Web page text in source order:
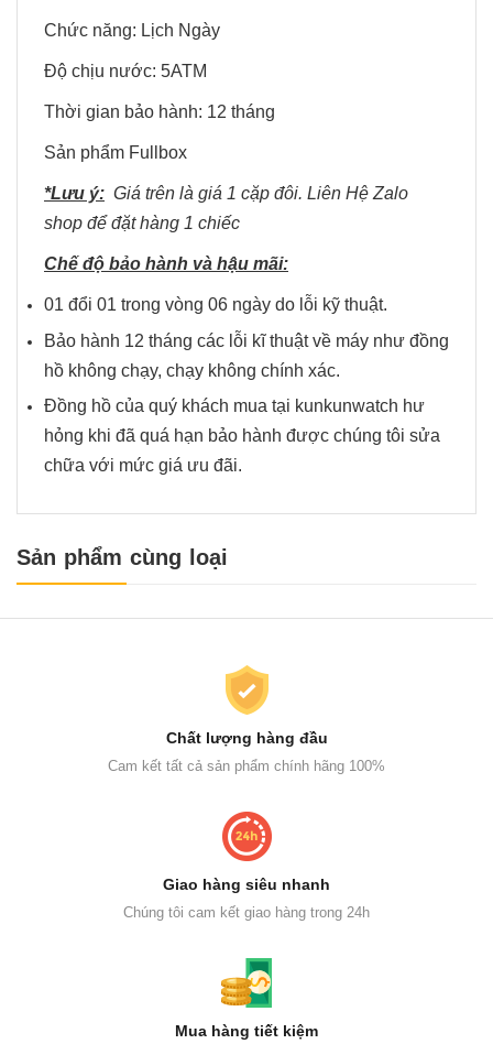
Chức năng: Lịch Ngày
Độ chịu nước: 5ATM
Thời gian bảo hành: 12 tháng
Sản phẩm Fullbox
*Lưu ý: Giá trên là giá 1 cặp đôi. Liên Hệ Zalo
shop để đặt hàng 1 chiếc
Chế độ bảo hành và hậu mãi:
01 đổi 01 trong vòng 06 ngày do lỗi kỹ thuật.
Bảo hành 12 tháng các lỗi kĩ thuật về máy như đồng
hồ không chạy, chạy không chính xác.
Đồng hồ của quý khách mua tại kunkunwatch hư
hỏng khi đã quá hạn bảo hành được chúng tôi sửa
chữa với mức giá ưu đãi.
Sản phẩm cùng loại
Chất lượng hàng đầu
Cam kết tất cả sản phẩm chính hãng 100%
Giao hàng siêu nhanh
Chúng tôi cam kết giao hàng trong 24h
Mua hàng tiết kiệm